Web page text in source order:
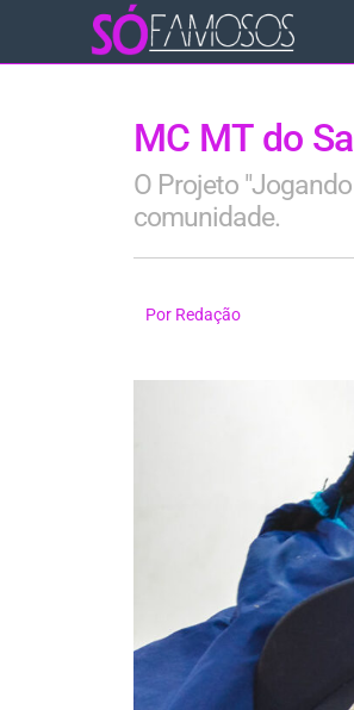
MC MT do
O Projeto
comunidade.
Por Redação